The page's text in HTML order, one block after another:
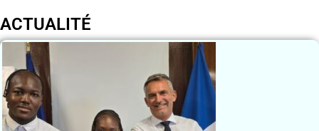
ACTUALITÉ